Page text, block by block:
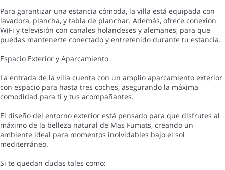
Para garantizar una estancia cómoda, la villa está equipada con
lavadora, plancha, y tabla de planchar. Además, ofrece conexión
WiFi y televisión con canales holandeses y alemanes, para que
puedas mantenerte conectado y entretenido durante tu estancia.
Espacio Exterior y Aparcamiento
La entrada de la villa cuenta con un amplio aparcamiento exterior
con espacio para hasta tres coches, asegurando la máxima
comodidad para ti y tus acompañantes.
El diseño del entorno exterior está pensado para que disfrutes al
máximo de la belleza natural de Mas Fumats, creando un
ambiente ideal para momentos inolvidables bajo el sol
mediterráneo.
Si te quedan dudas tales como: